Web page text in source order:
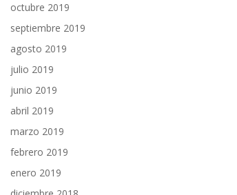
octubre 2019
septiembre 2019
agosto 2019
julio 2019
junio 2019
abril 2019
marzo 2019
febrero 2019
enero 2019